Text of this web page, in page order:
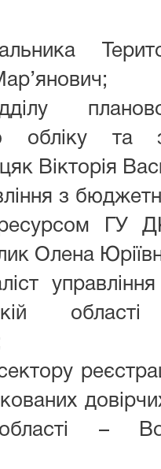
обліку та
Вікторія
з
ГУ
Олена
області –